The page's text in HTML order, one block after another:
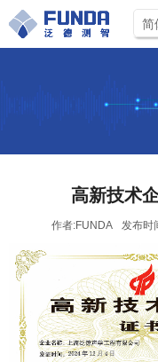
高新技术
作者:FUNDA 发布时
简